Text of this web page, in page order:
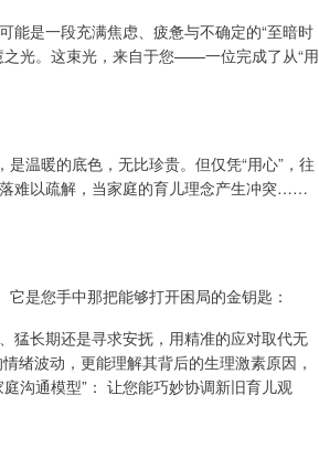
能是一段充满焦虑、疲惫与不确定的“至暗时
之光。这束光，来自于您——一位完成了从“用
温暖的底色，无比珍贵。但仅凭“用心”，往
难以疏解，当家庭的育儿理念产生冲突……
是您手中那把能够打开困局的金钥匙：
猛长期还是寻求安抚，用精准的应对取代无
绪波动，更能理解其背后的生理激素原因，
沟通模型”： 让您能巧妙协调新旧育儿观